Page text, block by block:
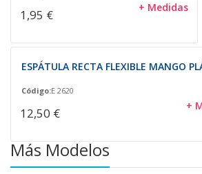
1,95 € + Medidas
ESPÁTULA RECTA FLEXIBLE MANGO
Código:E 2620
12,50 € +
Más Modelos